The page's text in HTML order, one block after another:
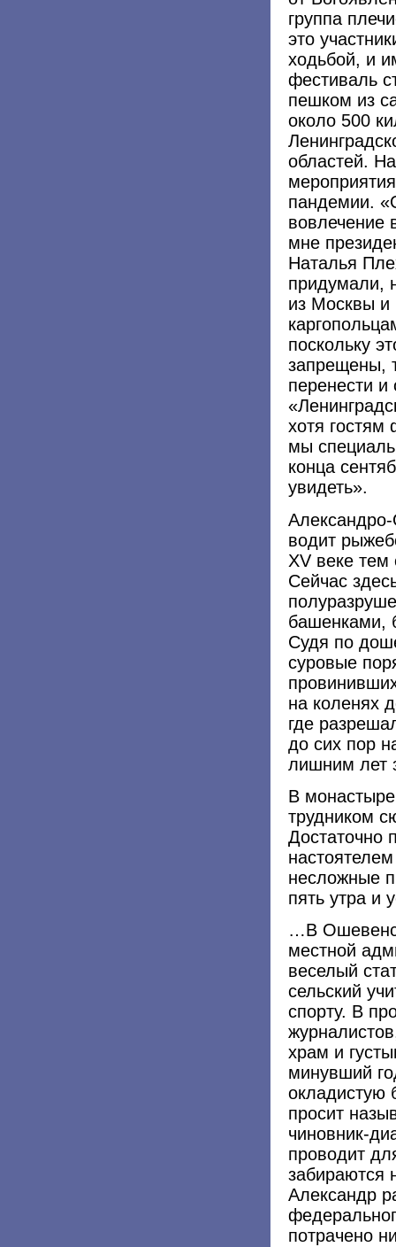
группа
это
ходьбой, и
фестиваль
пешком из
около 500
областей.
пандемии.
вовлечение
мне
Наталья
придумали,
из Москвы и
поскольку
запрещены,
перенести
хотя
мы
конца
увидеть».
водит
XV веке
Сейчас
башенками,
Судя по
суровые
на коленях
где
до сих пор
лишним лет
В
трудником
Достаточно
несложные
пять утра и
…В
местной
веселый
сельский
спорту. В
храм и
минувший
окладистую
просит
чиновник-
проводит
забираются
Александр
потрачено